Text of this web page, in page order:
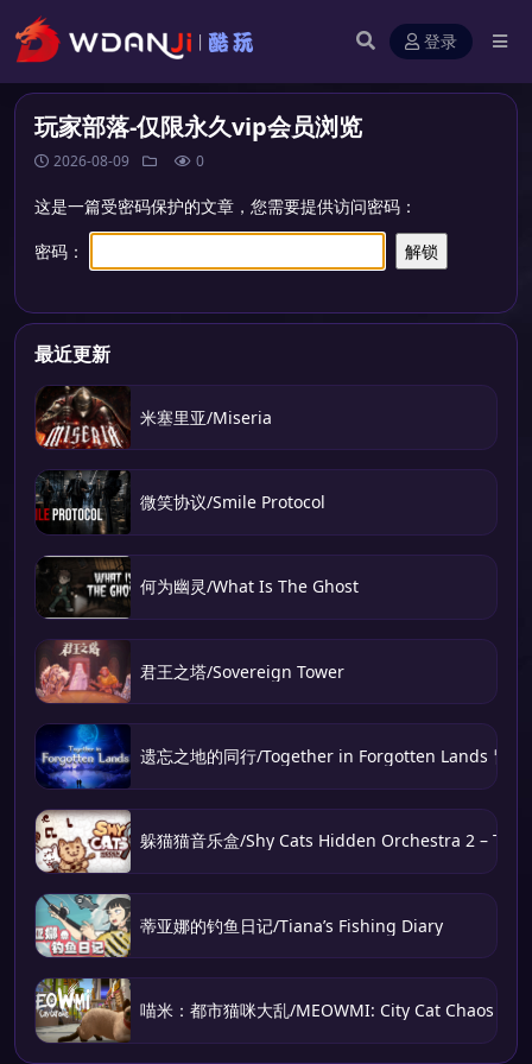
登录
玩家部落-仅限永久vip会员浏览
2026-08-09 0
这是一篇受密码保护的文章，您需要提供访问密码：
密码：
最近更新
米塞里亚/Miseria
微笑协议/Smile Protocol
何为幽灵/What Is The Ghost
君王之塔/Sovereign Tower
遗忘之地的同行/Together in Forgotten Lands 冒险
躲猫猫音乐盒/Shy Cats Hidden Orchestra 2 – The
蒂亚娜的钓鱼日记/Tiana’s Fishing Diary
喵米：都市猫咪大乱/MEOWMI: City Cat Chaos